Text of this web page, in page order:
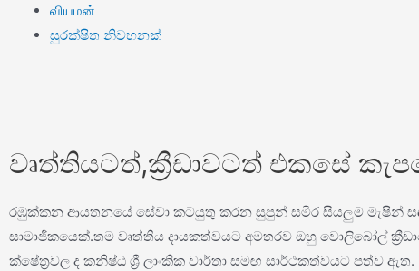
வியமன்
සුරක්ෂිත නිවහනක්
වෘත්තියටත්,ක්‍රීඩාවටත් එකසේ
රඹුක්කන ආයතනයේ සේවා කටයුතු කරන සුපුන් සමීර සියලුම මැෂින්
සාමාජිකයෙක්.තම වෘත්තීය දායකත්වයට අමතරව ඔහු වොලිබෝල්
ක්ෂේත්‍රවල ද කනිෂ්ඨ ශ්‍රී ලාංකික වාර්තා සමඟ සාර්ථකත්වයට පත්ව ඇත.